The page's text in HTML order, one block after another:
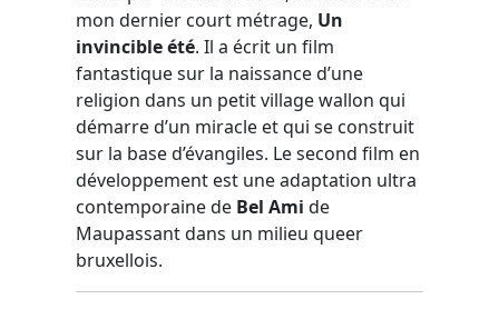
mon dernier court métrage, Un
invincible été. Il a écrit un film
fantastique sur la naissance d’une
religion dans un petit village wallon qui
démarre d’un miracle et qui se construit
sur la base d’évangiles. Le second film en
développement est une adaptation ultra
contemporaine de Bel Ami de
Maupassant dans un milieu queer
bruxellois.